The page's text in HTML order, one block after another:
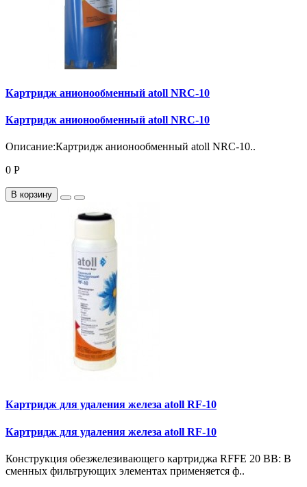
Картридж анионообменный atoll NRC-10
Картридж анионообменный atoll NRC-10
Описание:Картридж анионообменный atoll NRC-10..
0 Р
В корзину
Картридж для удаления железа atoll RF-10
Картридж для удаления железа atoll RF-10
Конструкция обезжелезивающего картриджа RFFE 20 BB: В
cменных фильтрующих элементах применяется ф..